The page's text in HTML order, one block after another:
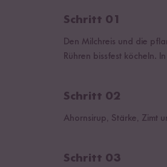
Schritt 01
Den Milchreis und die
Rühren bissfest köcheln.
Schritt 02
Ahornsirup, Stärke, Zimt
Schritt 03